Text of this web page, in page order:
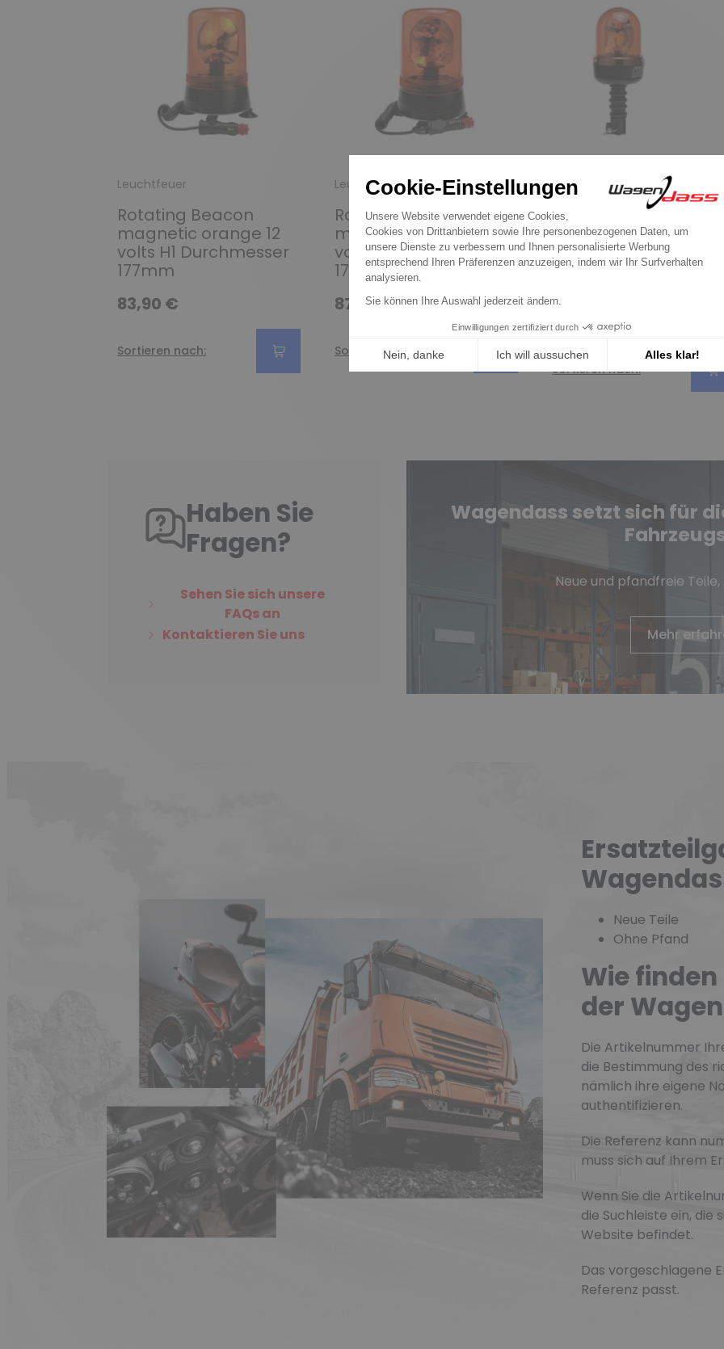
Leuchtfeuer
Rotating Beacon
magnetic orange 12
volts H1 Durchmesser
177mm
83,90 €
Sortieren nach:
Leuchtfeuer
Rotating Beacon
magnetic orange 24
volts H1 Durchmesser
177mm
87,90 €
Sortieren nach:
Leuchtfeuer
Rotating Beacon
orange montage
standard isoa 12/24
volts H1 Durchmesser
74,11 €
Sortieren nach:
Haben Sie
Fragen?
Sehen Sie sich unsere
FAQs an
Kontaktieren Sie uns
Wagendass setzt sich für
Neue und pfandfreie
Mehr
Neue Teile
Ohne Pfand
Wie
der
Die Artikelnummer
die Bestimmung des
nämlich ihre eigene
authentifizieren.
Die Referenz kann
muss sich auf Ihrem
Wenn Sie die
die Suchleiste ein, die
Website befindet.
Das vorgeschlagene
Referenz passt.